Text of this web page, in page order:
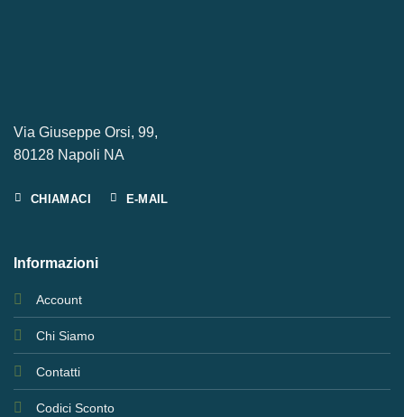
Via Giuseppe Orsi, 99,
80128 Napoli NA
CHIAMACI E-MAIL
Informazioni
Account
Chi Siamo
Contatti
Codici Sconto